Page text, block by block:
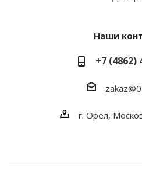
Наши
+7 (4862)
г. Орел,